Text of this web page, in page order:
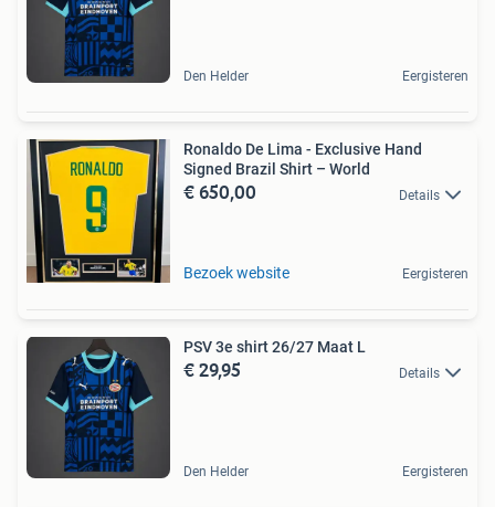
Den Helder Eergisteren
Ronaldo De Lima - Exclusive Hand
Signed Brazil Shirt – World
€ 650,00 Details
Bezoek website Eergisteren
PSV 3e shirt 26/27 Maat L
€ 29,95 Details
Den Helder Eergisteren